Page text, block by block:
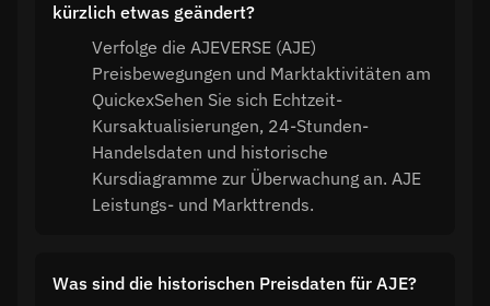
kürzlich etwas geändert?
Verfolge die AJEVERSE (AJE)
Preisbewegungen und Marktaktivitäten am
QuickexSehen Sie sich Echtzeit-
Kursaktualisierungen, 24-Stunden-
Handelsdaten und historische
Kursdiagramme zur Überwachung an. AJE
Leistungs- und Markttrends.
Was sind die historischen Preisdaten für AJE?